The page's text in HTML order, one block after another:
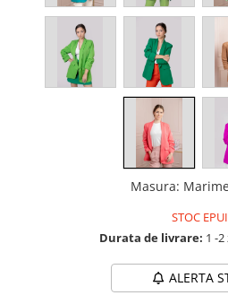
Masura:
STOC
Durata de livrare: 1 -
ALERTA